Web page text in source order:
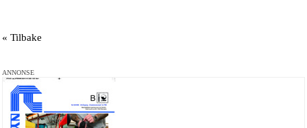
« Tilbake
ANNONSE